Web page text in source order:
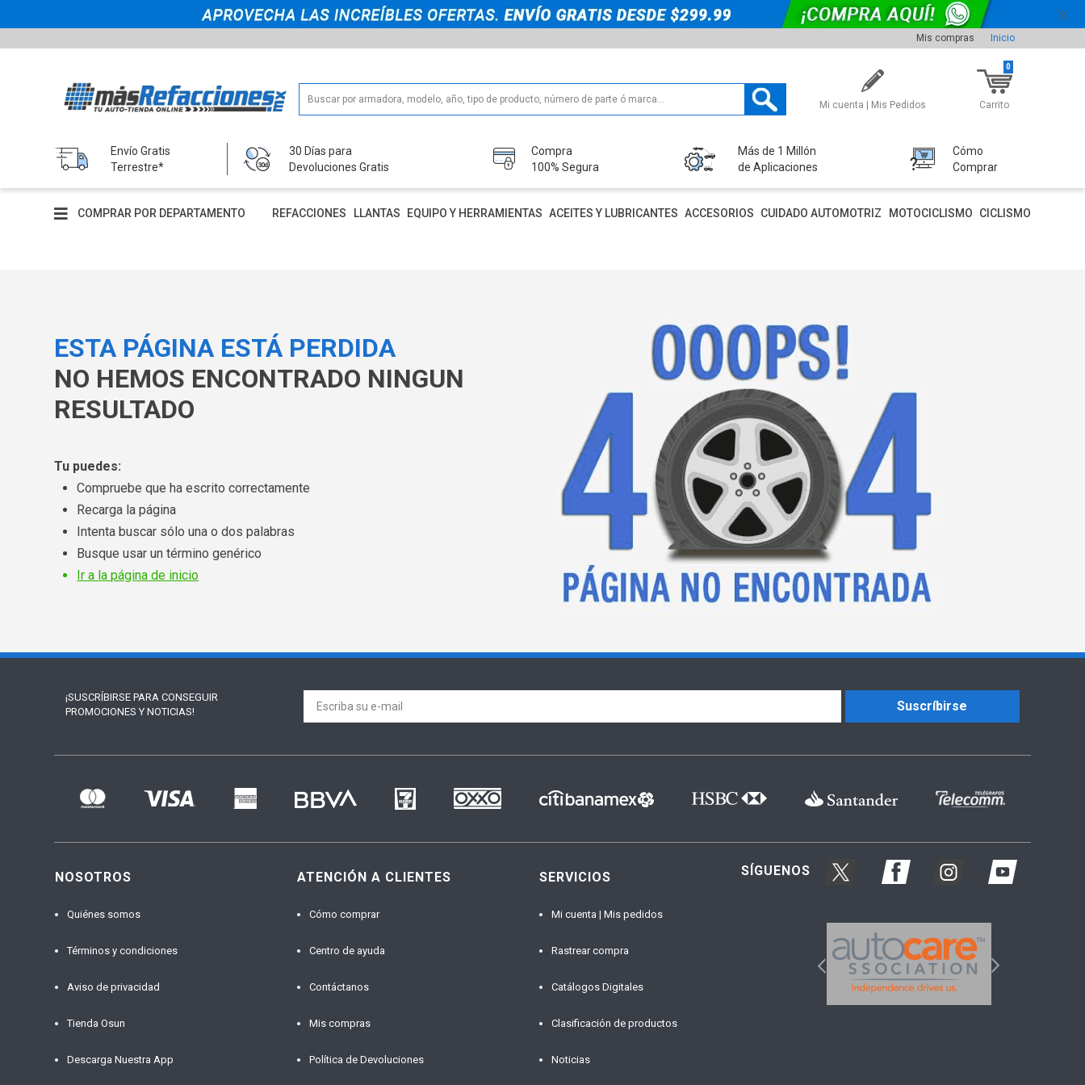
Mis compras Inicio
Mi cuenta | Mis Pedidos Carrito
0
Envío Gratis
Terrestre*
30 Días para
Devoluciones Gratis
Compra
100% Segura
Más de 1 Millón
de Aplicaciones
Cómo
Comprar
COMPRAR POR DEPARTAMENTO REFACCIONES LLANTAS EQUIPO Y HERRAMIENTAS ACEITES Y LUBRICANTES ACCESORIOS CUIDADO AUTOMOTRIZ MOTOCICLISMO CICLISMO
ESTA PÁGINA ESTÁ PERDIDA
NO HEMOS ENCONTRADO NINGUN
RESULTADO
Tu puedes:
Compruebe que ha escrito correctamente
Recarga la página
Intenta buscar sólo una o dos palabras
Busque usar un término genérico
Ir a la página de inicio
¡SUSCRÍBIRSE PARA CONSEGUIR
PROMOCIONES Y NOTICIAS!
Suscríbirse
NOSOTROS
Quiénes somos
Términos y condiciones
Aviso de privacidad
Tienda Osun
Descarga Nuestra App
ATENCIÓN A CLIENTES
Cómo comprar
Centro de ayuda
Contáctanos
Mis compras
Política de Devoluciones
SERVICIOS
Mi cuenta | Mis pedidos
Rastrear compra
Catálogos Digitales
Clasificación de productos
Noticias
SÍGUENOS